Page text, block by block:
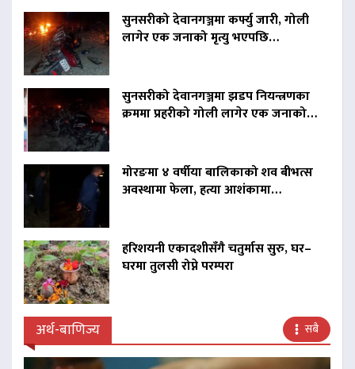
सुनसरीको देवानगञ्जमा कर्फ्यु जारी, गोली
लागेर एक जनाको मृत्यु भएपछि…
सुनसरीको देवानगञ्जमा झडप नियन्त्रणका
क्रममा प्रहरीको गोली लागेर एक जनाको…
मोरङमा ४ वर्षीया बालिकाको शव बीभत्स
अवस्थामा फेला, हत्या आशंकामा…
हरिशयनी एकादशीसँगै चतुर्मास सुरु, घर–
घरमा तुलसी रोप्ने परम्परा
अर्थ-बाणिज्य सबै